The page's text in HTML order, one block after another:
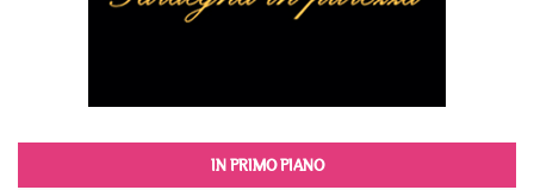
IN PRIMO PIANO